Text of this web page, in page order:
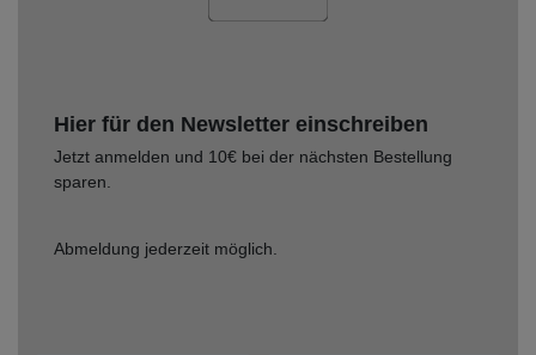
Hier für den Newsletter einschreiben
Jetzt anmelden und 10€ bei der nächsten Bestellung
sparen.
Abmeldung jederzeit möglich.